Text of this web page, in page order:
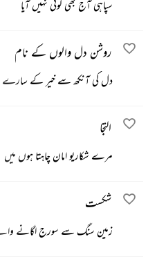
سپاہی آج بھی کوئی نہیں آیا
روشن دل والوں کے نام
دل کی آنکھ سے خیر کے سارے
التجا
مرے شکاریو امان چاہتا ہوں میں
شکست
زمین سنگ سے سورج اگانے